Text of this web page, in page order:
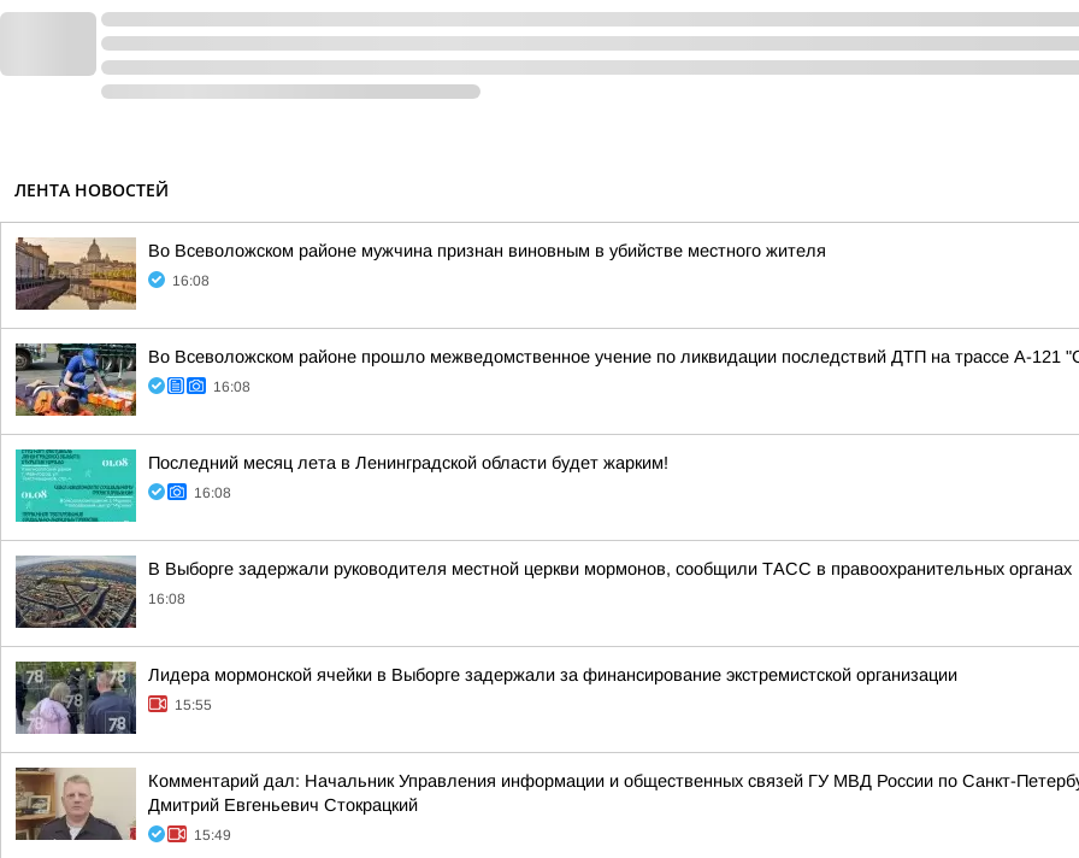
ЛЕНТА НОВОСТЕЙ
Во Всеволожском районе мужчина признан виновным в убийстве местного жителя
16:08
Во Всеволожском районе прошло межведомственное учение по ликвидации последствий ДТП на трассе А-121
16:08
Последний месяц лета в Ленинградской области будет жарким!
16:08
В Выборге задержали руководителя местной церкви мормонов, сообщили ТАСС в правоохранительных органах
16:08
Лидера мормонской ячейки в Выборге задержали за финансирование экстремистской организации
15:55
Комментарий дал: Начальник Управления информации и общественных связей ГУ МВД России по Санкт-
Дмитрий Евгеньевич Стокрацкий
15:49